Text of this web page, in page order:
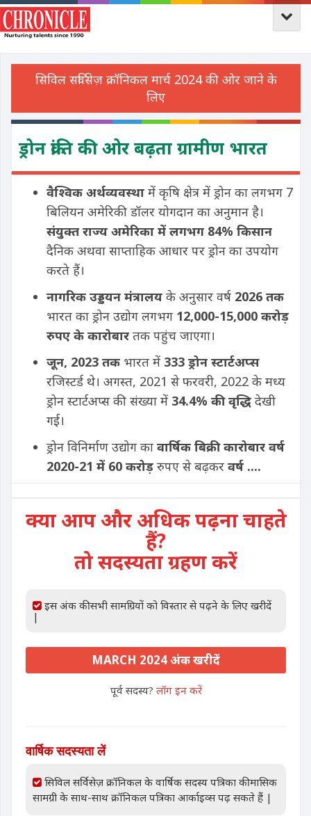
ड्रोन क्रांति की ओर बढ़ता ग्रामीण भारत
वैश्विक अर्थव्यवस्था में कृषि क्षेत्र में ड्रोन का लगभग 7
बिलियन अमेरिकी डॉलर योगदान का अनुमान है।
संयुक्त राज्य अमेरिका में लगभग 84% किसान
दैनिक अथवा साप्ताहिक आधार पर ड्रोन का उपयोग
करते हैं।
नागरिक उड्डयन मंत्रालय के अनुसार वर्ष 2026 तक
भारत का ड्रोन उद्योग लगभग 12,000-15,000 करोड़
रुपए के कारोबार तक पहुंच जाएगा।
जून, 2023 तक भारत में 333 ड्रोन स्टार्टअप्स
रजिस्टर्ड थे। अगस्त, 2021 से फरवरी, 2022 के मध्य
ड्रोन स्टार्टअप्स की संख्या में 34.4% की वृद्धि देखी
गई।
ड्रोन विनिर्माण उद्योग का वार्षिक बिक्री कारोबार वर्ष
2020-21 में 60 करोड़ रुपए से बढ़कर वर्ष ....
क्या आप और अधिक पढ़ना चाहते
हैं?
तो सदस्यता ग्रहण करें
इस अंक की सभी सामग्रियों को विस्तार से पढ़ने के लिए खरीदें
|
MARCH 2024 अंक खरीदें
पूर्व सदस्य? लॉग इन करें
वार्षिक सदस्यता लें
सिविल सर्विसेज़ क्रॉनिकल के वार्षिक सदस्य पत्रिका की मासिक
सामग्री के साथ-साथ क्रॉनिकल पत्रिका आर्काइव्स पढ़ सकते हैं |